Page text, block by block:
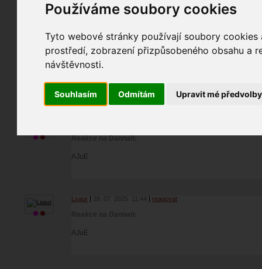
Používáme soubory cookies
Tyto webové stránky používají soubory
prostředí, zobrazení přizpůsobeného obsahu a
návštěvnosti.
Souhlasím Odmítám Upravit mé předvolby
Anet B.
fotky autora
TOPnout fotografii
AJuE
Lsaur 28. 07. 2025 11:44 reagovat
AJuE